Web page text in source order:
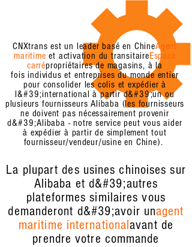
CNXtrans est un leader basé en ChineAgent
maritime et activation du transitaireEspace
carrépropriétaires de magasins, à la
fois individus et entreprises du monde entier
pour consolider les colis et expédier à
l&#39;international à partir d&#39;un ou
plusieurs fournisseurs Alibaba (les fournisseurs
ne doivent pas nécessairement provenir
d&#39;Alibaba - notre service peut vous aider
à expédier à partir de simplement tout
fournisseur/vendeur/usine en Chine).
La plupart des usines chinoises sur
Alibaba et d&#39;autres
plateformes similaires vous
demanderont d&#39;avoir unagent
maritime internationalavant de
prendre votre commande